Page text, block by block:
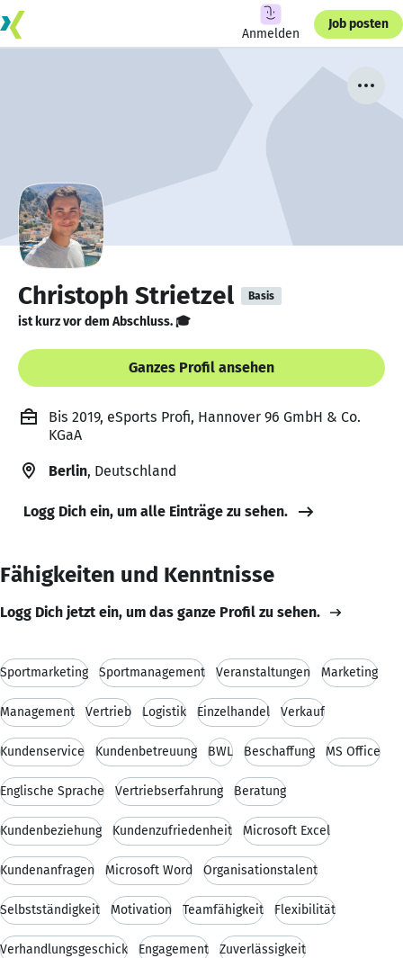
Anmelden
Job posten
Christoph Strietzel Basis
ist kurz vor dem Abschluss. 🎓
Ganzes Profil ansehen
Bis 2019, eSports Profi, Hannover 96 GmbH & Co.
KGaA
Berlin, Deutschland
Logg Dich ein, um alle Einträge zu sehen.
Fähigkeiten und Kenntnisse
Logg Dich jetzt ein, um das ganze Profil zu sehen.
Sportmarketing Sportmanagement Veranstaltungen Marketing
Management Vertrieb Logistik Einzelhandel Verkauf
Kundenservice Kundenbetreuung BWL Beschaffung MS Office
Englische Sprache Vertriebserfahrung Beratung
Kundenbeziehung Kundenzufriedenheit Microsoft Excel
Kundenanfragen Microsoft Word Organisationstalent
Selbstständigkeit Motivation Teamfähigkeit Flexibilität
Verhandlungsgeschick Engagement Zuverlässigkeit